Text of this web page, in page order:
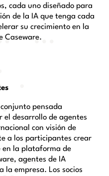
cada uno diseñado para
de la IA que tenga cada
su crecimiento en la
Caseware.
pensada
el desarrollo de agentes
con visión de
a los participantes crear
la plataforma de
agentes de IA
la empresa. Los socios